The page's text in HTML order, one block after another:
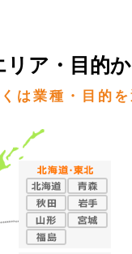
リア・目的
は業種・目的